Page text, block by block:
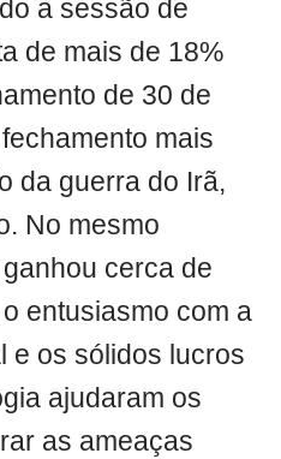
a sessão de
de mais de 18%
de 30 de
mais
da guerra do Irã,
No mesmo
cerca de
entusiasmo com a
e os sólidos lucros
ajudaram os
as ameaças